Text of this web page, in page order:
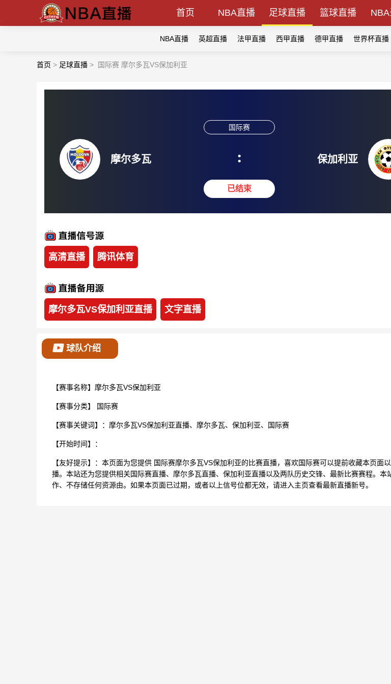
首页 NBA直播 足球直播 篮球直播
NBA直播 英超直播 法甲直播 西甲直播 德甲直播 世界杯直播
首页 > 足球直播 > 国际赛 摩尔多瓦VS保加利亚
摩尔多瓦
国际赛
:
已结束
保加利亚
高清直播 腾讯体育
摩尔多瓦VS保加利亚直播 文字直播
球队介绍
【赛事名称】摩尔多瓦VS保加利亚
【赛事分类】 国际赛
【赛事关键词】：摩尔多瓦VS保加利亚直播、摩尔多瓦、保加利亚、国际赛
【开始时间】：
【友好提示】：本页面为您提供 国际赛摩尔多瓦VS保加利亚的比赛直播，喜欢国际赛可以提前收藏本页面
播。本站还为您提供相关国际赛直播、摩尔多瓦直播、保加利亚直播以及两队历史交锋、最新比赛赛程。本
作、不存储任何资源由。如果本页面已过期，或者以上信号位都无效，请进入主页查看最新直播新号。